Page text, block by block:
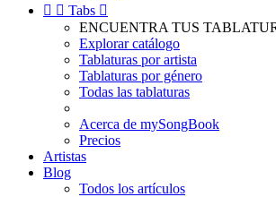
  Tabs 
ENCUENTRA TUS
Explorar catálogo
Tablaturas por artista
Tablaturas por género
Todas las tablaturas
Acerca de mySongBook
Precios
Artistas
Blog
Todos los artículos